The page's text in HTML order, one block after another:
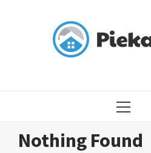
PRIMARY
Nothing Found